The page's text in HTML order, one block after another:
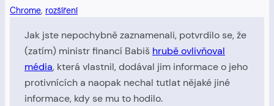
Chrome, rozšíření
Jak jste nepochybně zaznamenali, potvrdilo se, že
(zatím) ministr financí Babiš hrubě ovlivňoval
média, která vlastnil, dodával jim informace o jeho
protivnících a naopak nechal tutlat nějaké jiné
informace, kdy se mu to hodilo.